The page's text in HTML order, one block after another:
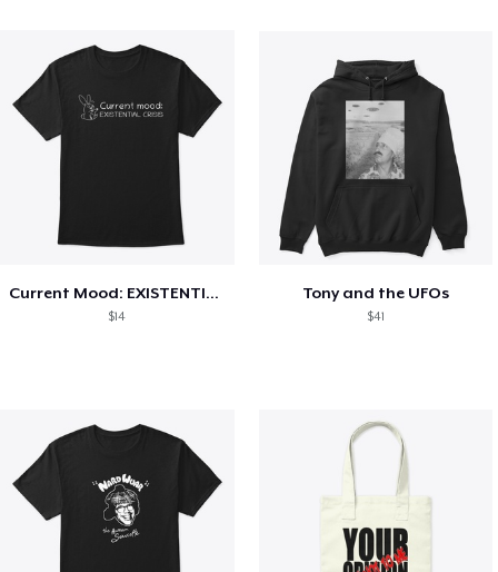
Current Mood: EXISTENTIAL CRISIS
$14
Tony and the UFOs
$41